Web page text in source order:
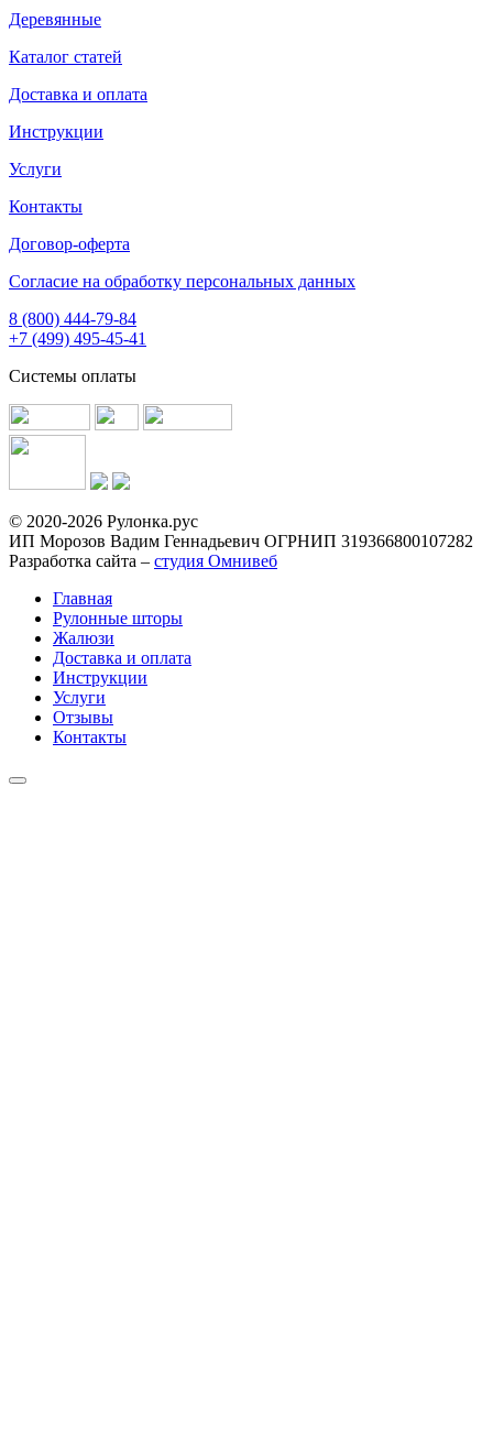
Деревянные
Каталог статей
Доставка и оплата
Инструкции
Услуги
Контакты
Договор-оферта
Согласие на обработку персональных данных
8 (800) 444-79-84
+7 (499) 495-45-41
Системы оплаты
© 2020-2026 Рулонка.рус
ИП Морозов Вадим Геннадьевич ОГРНИП 319366800107282
Разработка сайта – студия Омнивеб
Главная
Рулонные шторы
Жалюзи
Доставка и оплата
Инструкции
Услуги
Отзывы
Контакты